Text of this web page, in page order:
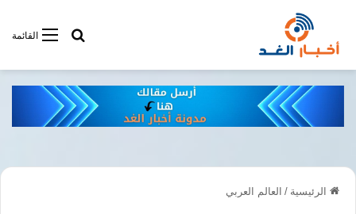
القائمةأبحت فى
الرئيسية / العالم العربي